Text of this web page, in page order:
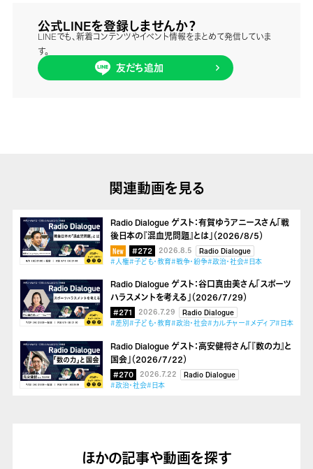
公式LINEを登録しませんか？
LINEでも、新着コンテンツやイベント情報をまとめて発信していま
す。
友だち追加
関連動画を見る
Radio Dialogue ゲスト：有賀ゆうアニースさん「戦
後日本の『混血児問題』とは」（2026/8/5）
#272 2026.8.5
Radio Dialogue
#人権#子ども・教育#戦争・紛争#政治・社会#日本
Radio Dialogue ゲスト：谷口真由美さん「スポーツ
ハラスメントを考える」（2026/7/29）
#271 2026.7.29
Radio Dialogue
#差別#子ども・教育#政治・社会#カルチャー#メディア#日本
Radio Dialogue ゲスト：高安健将さん「『数の力』と
国会」（2026/7/22）
#270 2026.7.22
Radio Dialogue
#政治・社会#日本
ほかの記事や動画を探す